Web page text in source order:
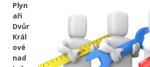
Plyn
aři
Dvůr
Král
ové
nad